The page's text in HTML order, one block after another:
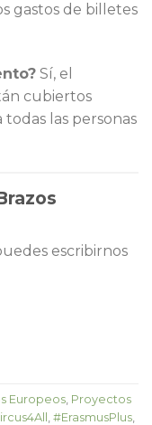
gastos de billetes
Sí, el
cubiertos
las personas
escribirnos
Europeos Proyectos
#ErasmusPlus,